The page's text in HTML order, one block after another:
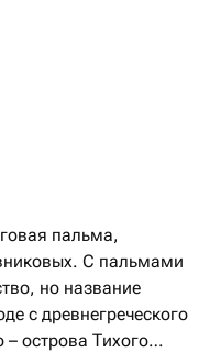
пальма,
С пальмами
но название
с древнегреческого
острова Тихого